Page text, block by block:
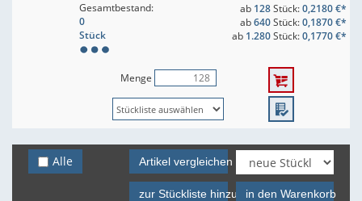
Gesamtbestand:
0
Stück
ab 128Stück:0,2180 €*
ab640Stück:0,1870 €*
ab 1.280Stück:0,1770 €*
Menge
Alle Artikel vergleichen
zur Stückliste hinzufügenin den Warenkorb